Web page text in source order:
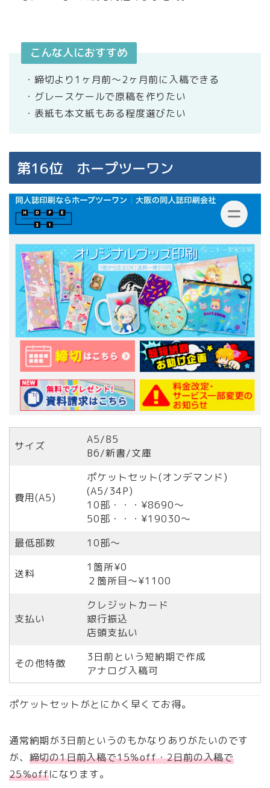
こんな人におすすめ
・締切より1ヶ月前〜2ヶ月前に入稿できる
・グレースケールで原稿を作りたい
・表紙も本文紙もある程度選びたい
第16位 ホープツーワン
サイズ
A5/B5
B6/新書/文庫
費用(A5)
ポケットセット(オンデマンド)
(A5/34P)
10部・・・¥8690〜
50部・・・¥19030〜
最低部数
10部〜
送料
1箇所¥0
２箇所目〜¥1100
支払い
クレジットカード
銀行振込
店頭支払い
その他特徴
3日前という短納期で作成
アナログ入稿可
ポケットセットがとにかく早くてお得。
通常納期が3日前というのもかなりありがたいのです
が、 締切の1日前入稿で15％off・2日前の入稿で
25％offになります。